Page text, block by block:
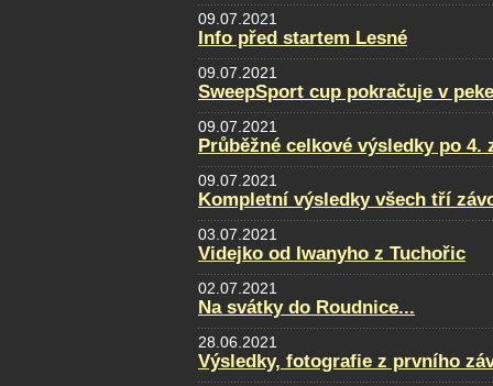
09.07.2021
Info před startem Lesné
09.07.2021
SweepSport cup pokračuje v
09.07.2021
Průběžné celkové výsledky po 4.
09.07.2021
Kompletní výsledky všech tří
03.07.2021
Videjko od Iwanyho z Tuchořic
02.07.2021
Na svátky do Roudnice...
28.06.2021
Výsledky, fotografie z prvního